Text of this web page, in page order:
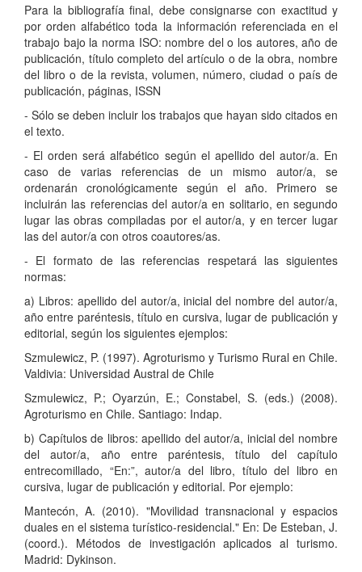
Para la bibliografía final, debe consignarse con exactitud y
por orden alfabético toda la información referenciada en el
trabajo bajo la norma ISO: nombre del o los autores, año de
publicación, título completo del artículo o de la obra, nombre
del libro o de la revista, volumen, número, ciudad o país de
publicación, páginas, ISSN
- Sólo se deben incluir los trabajos que hayan sido citados en
el texto.
- El orden será alfabético según el apellido del autor/a. En
caso de varias referencias de un mismo autor/a, se
ordenarán cronológicamente según el año. Primero se
incluirán las referencias del autor/a en solitario, en segundo
lugar las obras compiladas por el autor/a, y en tercer lugar
las del autor/a con otros coautores/as.
- El formato de las referencias respetará las siguientes
normas:
a) Libros: apellido del autor/a, inicial del nombre del autor/a,
año entre paréntesis, título en cursiva, lugar de publicación y
editorial, según los siguientes ejemplos:
Szmulewicz, P. (1997). Agroturismo y Turismo Rural en Chile.
Valdivia: Universidad Austral de Chile
Szmulewicz, P.; Oyarzún, E.; Constabel, S. (eds.) (2008).
Agroturismo en Chile. Santiago: Indap.
b) Capítulos de libros: apellido del autor/a, inicial del nombre
del autor/a, año entre paréntesis, título del capítulo
entrecomillado, “En:”, autor/a del libro, título del libro en
cursiva, lugar de publicación y editorial. Por ejemplo:
Mantecón, A. (2010). "Movilidad transnacional y espacios
duales en el sistema turístico-residencial." En: De Esteban, J.
(coord.). Métodos de investigación aplicados al turismo.
Madrid: Dykinson.